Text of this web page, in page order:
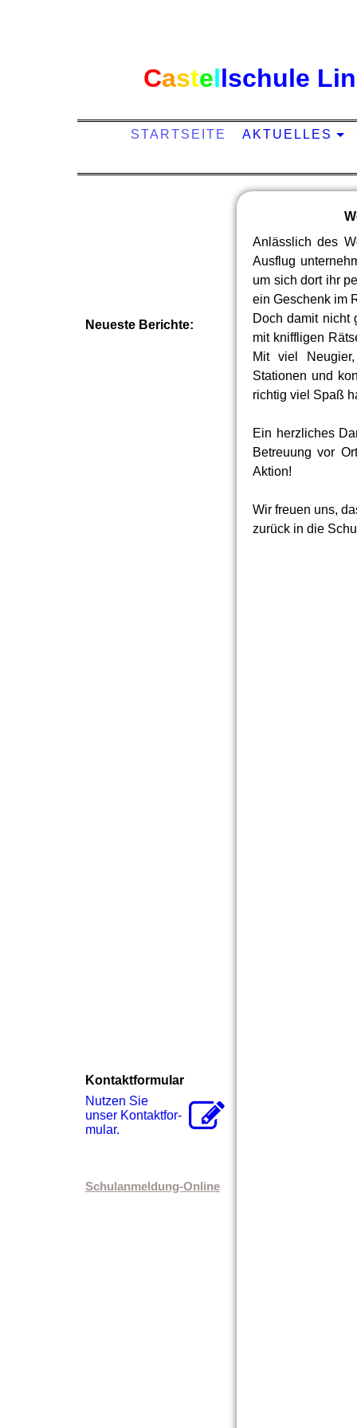
Castellschule
STARTSEITE AKTUELLES
Anlässlich des
Ausflug
um sich dort ihr
ein Geschenk im
Doch damit nicht
mit kniffligen
Mit viel
Stationen und
richtig viel Spaß
Ein herzliches
Betreuung vor
Aktion!
Wir freuen uns,
zurück in die
Neueste Berichte:
Kontaktformular
Nutzen Sie
unser Kon­takt­for­
mu­lar.
Schulanmeldung-Online